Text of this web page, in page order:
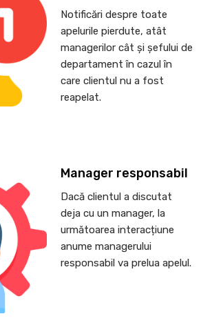
Notificări despre toate
apelurile pierdute, atât
managerilor cât și șefului de
departament în cazul în
care clientul nu a fost
reapelat.
Manager responsabil
Dacă clientul a discutat
deja cu un manager, la
următoarea interacțiune
anume managerului
responsabil va prelua apelul.